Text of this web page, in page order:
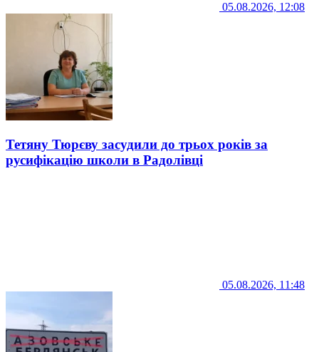
05.08.2026, 12:08
Тетяну Тюрєву засудили до трьох років за
русифікацію школи в Радолівці
05.08.2026, 11:48